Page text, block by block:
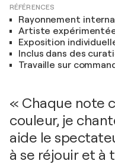
RÉFÉRENCES
Rayonnement
Artiste
Exposition
Inclus dans des
Travaille sur
« Chaque note
couleur, je
aide le
à se réjouir et à